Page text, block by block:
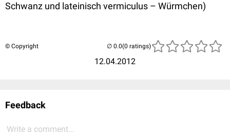
Schwanz und lateinisch vermiculus – Würmchen)
© Copyright
12.04.2012
(0 ratings)
Feedback
Write a comment...